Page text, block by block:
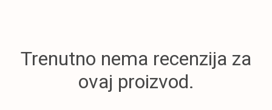
Trenutno nema recenzija za
ovaj proizvod.